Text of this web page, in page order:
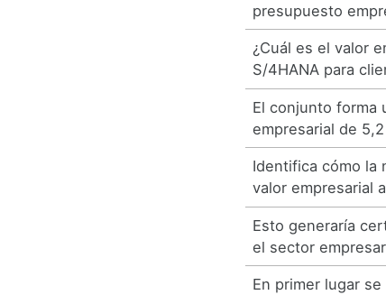
presupuesto
¿Cuál es el valor
S/4HANA para
El conjunto forma
empresarial de
Identifica cómo la
valor empresarial
Esto generaría
el sector
En primer lugar